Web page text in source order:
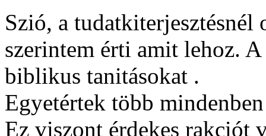
Szió, a tudatkiterjesztésnél
szerintem érti amit lehoz.
biblikus tanitásokat .
Egyetértek több
Ez viszont érdekes rakciót